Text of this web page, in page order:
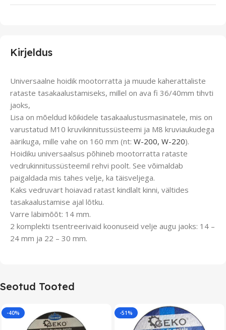
Kirjeldus
Universaalne hoidik mootorratta ja muude kaherattaliste
rataste tasakaalustamiseks, millel on ava fi 36/40mm tihvti
jaoks,
Lisa on mõeldud kõikidele tasakaalustusmasinatele, mis on
varustatud M10 kruvikinnitussüsteemi ja M8 kruviaukudega
äärikuga, mille vahe on 160 mm (nt: W-200, W-220).
Hoidiku universaalsus põhineb mootorratta rataste
vedrukinnitussüsteemil rehvi poolt. See võimaldab
paigaldada mis tahes velje, ka täisveljega.
Kaks vedruvart hoiavad ratast kindlalt kinni, vältides
tasakaalustamise ajal lõtku.
Varre läbimõõt: 14 mm.
2 komplekti tsentreerivaid koonuseid velje augu jaoks: 14 –
24 mm ja 22 – 30 mm.
Seotud Tooted
-40% -51%